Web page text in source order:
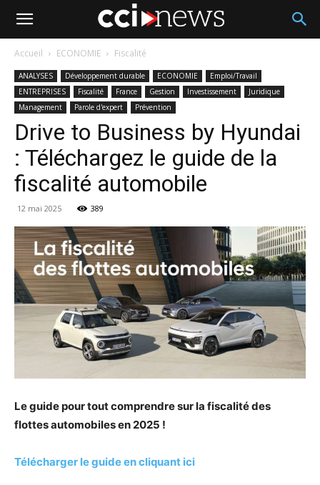
Accueil ECONOMIE Fiscalité
ANALYSES Développement durable ECONOMIE
Emploi/Travail
ENTREPRISES
Fiscalité France Gestion Investissement
Juridique
Management
Parole d'expert Prévention
Drive to Business by Hyundai
: Téléchargez le guide de la
fiscalité automobile
12 mai 2025 389
Le guide pour tout comprendre sur la fiscalité des
flottes automobiles en 2025 !
Télécharger le guide en cliquant ici